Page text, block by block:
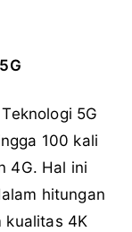
5G
100 kali
4G. Hal ini
hitungan
kualitas 4K